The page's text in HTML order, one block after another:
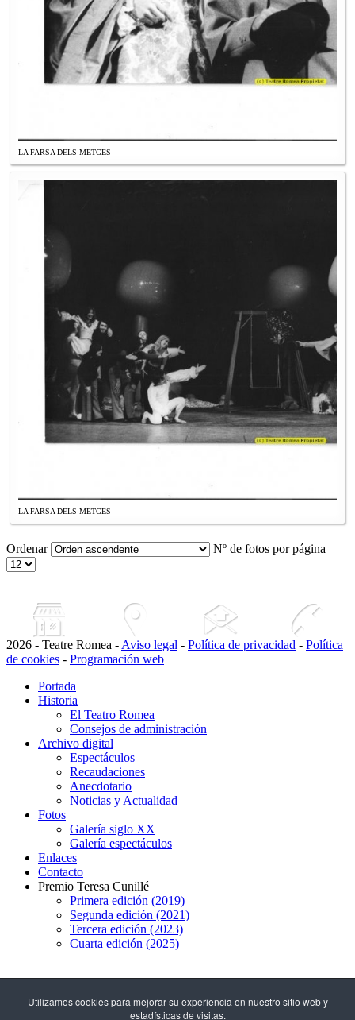
LA FARSA DELS METGES
LA FARSA DELS METGES
Ordenar Nº de fotos por página
2026 - Teatre Romea - Aviso legal - Política de privacidad - Política
de cookies - Programación web
Portada
Historia
El Teatro Romea
Consejos de administración
Archivo digital
Espectáculos
Recaudaciones
Anecdotario
Noticias y Actualidad
Fotos
Galería siglo XX
Galería espectáculos
Enlaces
Contacto
Premio Teresa Cunillé
Primera edición (2019)
Segunda edición (2021)
Tercera edición (2023)
Cuarta edición (2025)
Utilizamos cookies para mejorar su experiencia en nuestro sitio web y
estadísticas de visitas.